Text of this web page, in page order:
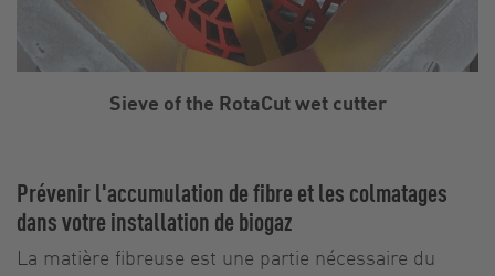
Sieve of the RotaCut wet cutter
Prévenir l'accumulation de fibre et les colmatages
dans votre installation de biogaz
La matière fibreuse est une partie nécessaire du